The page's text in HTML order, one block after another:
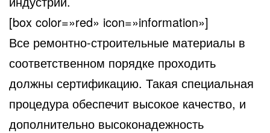
[box color=»red» icon=»information»]
Все ремонтно-строительные материалы в
соответственном порядке проходить
должны сертификацию. Такая специальная
процедура обеспечит высокое качество, и
дополнительно высоконадежность